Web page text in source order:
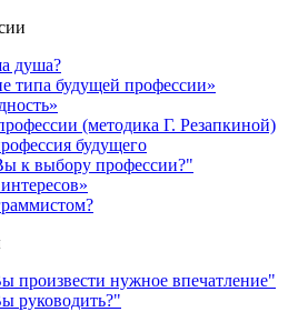
душа?
типа будущей профессии»
(методика Г. Резапкиной)
будущего
к выбору профессии?"
произвести нужное впечатление"
руководить?"